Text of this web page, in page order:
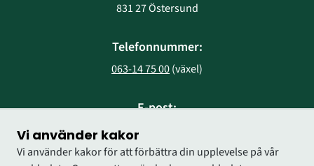
Vi använder kakor
Vi använder kakor för att förbättra din upplevelse på vår
831 27 Östersund
Telefonnummer:
063-14 75 00 (växel)
E-post:
region@regionjh.se